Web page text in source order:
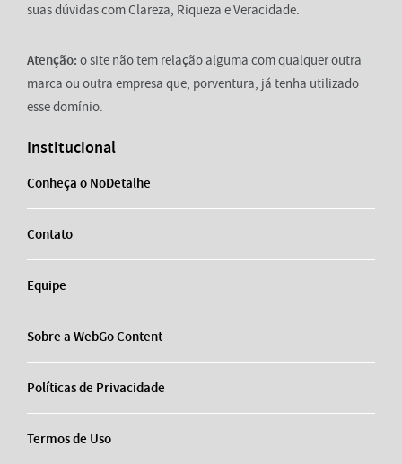
suas dúvidas com Clareza, Riqueza e Veracidade.
Atenção: o site não tem relação alguma com qualquer outra
marca ou outra empresa que, porventura, já tenha utilizado
esse domínio.
Institucional
Conheça o NoDetalhe
Contato
Equipe
Sobre a WebGo Content
Políticas de Privacidade
Termos de Uso